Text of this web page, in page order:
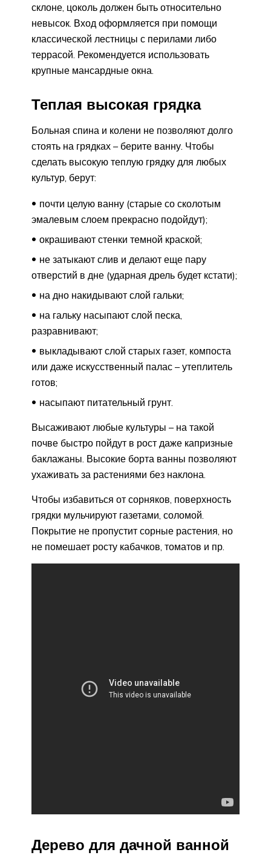
склоне, цоколь должен быть относительно
невысок. Вход оформляется при помощи
классической лестницы с перилами либо
террасой. Рекомендуется использовать
крупные мансардные окна.
Теплая высокая грядка
Больная спина и колени не позволяют долго
стоять на грядках – берите ванну. Чтобы
сделать высокую теплую грядку для любых
культур, берут:
почти целую ванну (старые со сколотым
эмалевым слоем прекрасно подойдут);
окрашивают стенки темной краской;
не затыкают слив и делают еще пару
отверстий в дне (ударная дрель будет кстати);
на дно накидывают слой гальки;
на гальку насыпают слой песка,
разравнивают;
выкладывают слой старых газет, компоста
или даже искусственный палас – утеплитель
готов;
насыпают питательный грунт.
Высаживают любые культуры – на такой
почве быстро пойдут в рост даже капризные
баклажаны. Высокие борта ванны позволяют
ухаживать за растениями без наклона.
Чтобы избавиться от сорняков, поверхность
грядки мульчируют газетами, соломой.
Покрытие не пропустит сорные растения, но
не помешает росту кабачков, томатов и пр.
Дерево для дачной ванной